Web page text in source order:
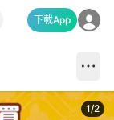
下載App
1/2